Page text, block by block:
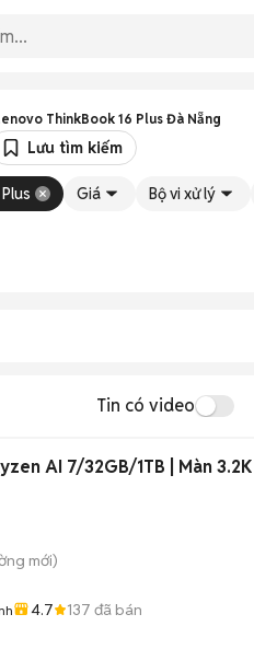
ThinkBook 16 Plus Đà Nẵng
Lưu tìm kiếm
Giá Bộ vi xử lý
Tin có video
AI 7/32GB/1TB | Màn 3.2K
mới)
4.7 137 đã bán